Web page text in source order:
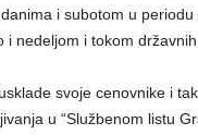
i subotom u
nedeljom i tokom
svoje cenovnike i
u “Službenom listu